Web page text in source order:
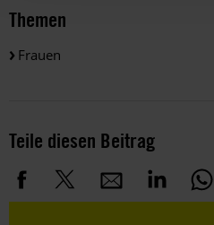
Themen
Frauen
Teile diesen Beitrag